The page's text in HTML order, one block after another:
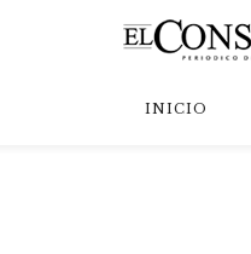
INICIO